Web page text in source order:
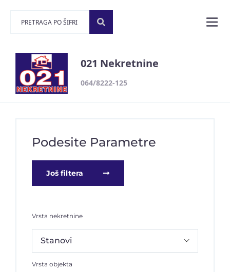
021 Nekretnine
064/8222-125
Podesite Parametre
Još filtera
Vrsta nekretnine
Vrsta objekta